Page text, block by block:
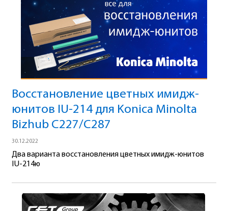
Восстановление цветных имидж-
юнитов IU-214 для Konica Minolta
Bizhub C227/C287
30.12.2022
Два варианта восстановления цветных имидж-юнитов
IU-214ю